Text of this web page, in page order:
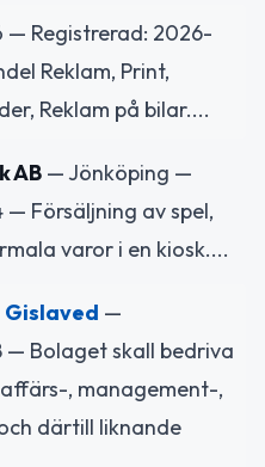
— Registrerad: 2026-
Reklam, Print,
Reklam på bilar....
AB — Jönköping —
Försäljning av spel,
varor i en kiosk....
Gislaved —
Bolaget skall bedriva
, management-,
därtill liknande